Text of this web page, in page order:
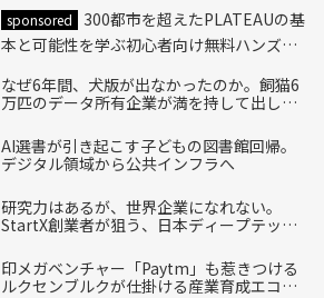
sponsored
300都市を超えたPLATEAUの基
本と可能性を学ぶ初心者向け無料ハンズオ
なぜ6年間、犬版が出なかったのか。飼猫6
万匹のデータ所有企業が満を持して出し
AI選書が引き起こす子どもの図書館回帰。
デジタル領域から公共インフラへ
研究力はあるが、世界企業になれない。
StartX創業者が狙う、日本ディープテック
印メガベンチャー「Paytm」も惹きつける
ルクセンブルクが仕掛ける産業育成エコシ